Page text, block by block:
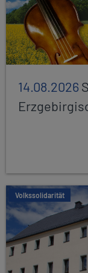
14.08.2026
Volkssolidarität